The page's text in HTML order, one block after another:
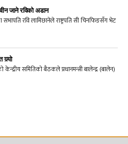
जाने रविको अडान
सभापति रवि लामिछानेले राष्ट्रपति सी चिनफिङसँग भेट
केन्द्रीय समितिको बैठकले प्रधानमन्त्री बालेन्द्र (बालेन)